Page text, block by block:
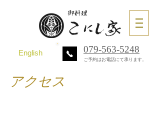
English 079-563-5248
ご予約はお電話にて承ります。
アクセス